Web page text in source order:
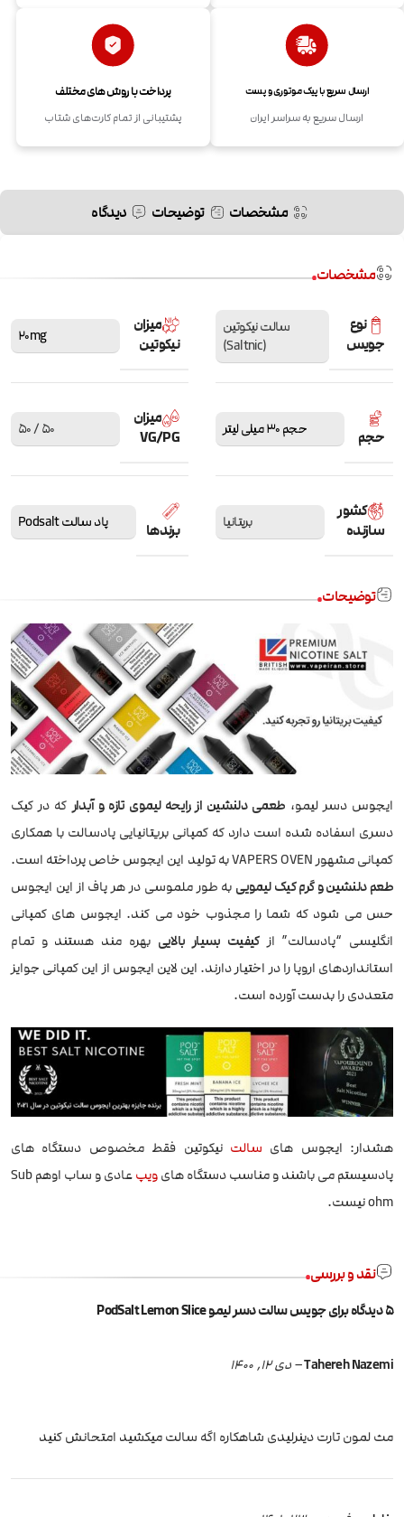
ارسال سریع با پیک موتوری و پست
ارسال سریع به سراسر ایران
پرداخت با روش های مختلف
پشتیبانی از تمام کارت‌های شتاب
مشخصات توضیحات دیدگاه
مشخصات
نوع
جویس
سالت نیکوتین
(Saltnic)
میزان
نیکوتین
20mg
حجم حجم 30 میلی لیتر
میزان
VG/PG
50 / 50
کشور
سازنده
بریتانیا برندها پاد سالت Podsalt
توضیحات
ایجوس دسر لیمو، طعمی دلنشین از رایحه لیموی تازه و آبدارکه در کیک
دسری اسفاده شده است دارد که کمپانی بریتانیایی پادسالت با همکاری
کمپانی مشهور VAPERS OVEN به تولید این ایجوس خاص پرداخته است.
طعم دلنشین و گرم کیک لیمویی به طور ملموسی در هر پاف از این ایجوس
حس می شود که شما را مجذوب خود می کند. ایجوس های کمپانی
انگلیسی “پادسالت” ازکیفیت بسیار بالایی بهره مند هستند و تمام
استانداردهای اروپا را در اختیار دارند. این لاین ایجوس از این کمپانی جوایز
متعددی را بدست آورده است.
هشدار: ایجوس های سالت نیکوتین فقط مخصوص دستگاه های
پادسیستم می باشند و مناسب دستگاه هایویپ
عادی و ساب اوهم Sub
ohm نیست.
نقد و بررسی
5 دیدگاه برای جویس سالت دسر لیمو PodSalt Lemon Slice
Tahereh Nazemi
– دی 12, 1400
مث لمون تارت دینرلیدی شاهکاره اگه سالت میکشید امتحانش کنید